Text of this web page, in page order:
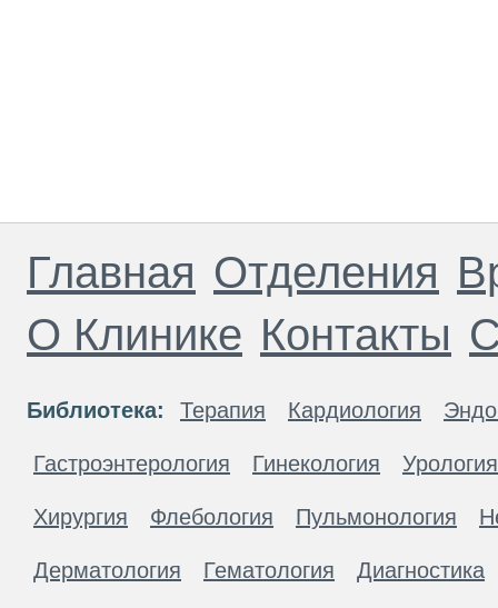
Главная Отделения
О Клинике Контакты
Библиотека: Терапия Кардиология
Гастроэнтерология Гинекология Урология
Хирургия Флебология Пульмонология
Дерматология Гематология Диагностика